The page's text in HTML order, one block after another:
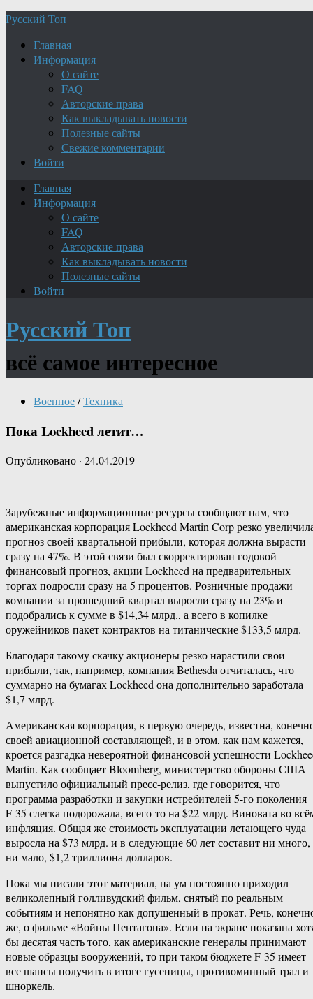
Русский Топ
Главная
Информация
О сайте
FAQ
Авторские права
Как выкладывать новости
Полезные сайты
Свежие комментарии
Войти
Главная
Информация
О сайте
FAQ
Авторские права
Как выкладывать новости
Полезные сайты
Войти
Русский Топ
всё самое интересное
Военное/Техника
Пока Lockheed летит…
Опубликовано · 24.04.2019
Зарубежные информационные ресурсы сообщают нам, что
американская корпорация Lockheed Martin Corp резко
прогноз своей квартальной прибыли, которая должна вырасти
сразу на 47%. В этой связи был скорректирован годовой
финансовый прогноз, акции Lockheed на предварительных
торгах подросли сразу на 5 процентов. Розничные продажи
компании за прошедший квартал выросли сразу на 23% и
подобрались к сумме в $14,34 млрд., а всего в копилке
оружейников пакет контрактов на титанические $133,5 млрд.
Благодаря такому скачку акционеры резко нарастили свои
прибыли, так, например, компания Bethesda отчиталась, что
суммарно на бумагах Lockheed она дополнительно заработала
$1,7 млрд.
Американская корпорация, в первую очередь, известна,
своей авиационной составляющей, и в этом, как нам кажется,
кроется разгадка невероятной финансовой успешности
Martin. Как сообщает Bloomberg, министерство обороны США
выпустило официальный пресс-релиз, где говорится, что
программа разработки и закупки истребителей 5-го поколения
F-35 слегка подорожала, всего-то на $22 млрд. Виновата во
инфляция. Общая же стоимость эксплуатации летающего чуда
выросла на $73 млрд. и в следующие 60 лет составит ни много,
ни мало, $1,2 триллиона долларов.
Пока мы писали этот материал, на ум постоянно приходил
великолепный голливудский фильм, снятый по реальным
событиям и непонятно как допущенный в прокат. Речь,
же, о фильме «Войны Пентагона». Если на экране показана
бы десятая часть того, как американские генералы принимают
новые образцы вооружений, то при таком бюджете F-35 имеет
все шансы получить в итоге гусеницы, противоминный трал и
шноркель.